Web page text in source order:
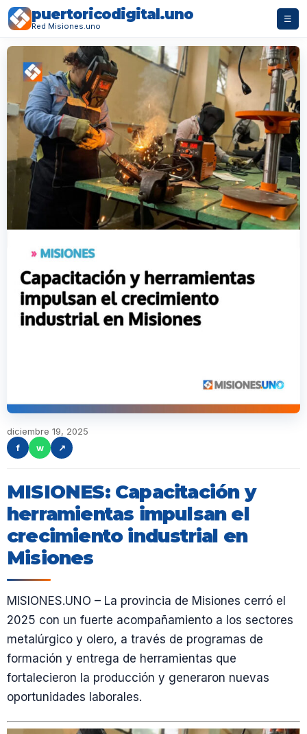
puertoricodigital.uno
Red Misiones.uno
☰
diciembre 19, 2025
f
w ↗
MISIONES: Capacitación y
herramientas impulsan el
crecimiento industrial en
Misiones
MISIONES.UNO – La provincia de Misiones cerró el
2025 con un fuerte acompañamiento a los sectores
metalúrgico y olero, a través de programas de
formación y entrega de herramientas que
fortalecieron la producción y generaron nuevas
oportunidades laborales.